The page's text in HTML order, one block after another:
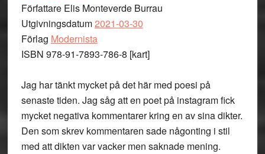
Författare Elis Monteverde Burrau
Utgivningsdatum2021-03-30
Förlag Modernista
ISBN 978-91-7893-786-8 [kart]
Jag har tänkt mycket på det här med poesi på
senaste tiden. Jag såg att en poet på instagram fick
mycket negativa kommentarer kring en av sina dikter.
Den som skrev kommentaren sade någonting i stil
med att dikten var vacker men saknade mening.